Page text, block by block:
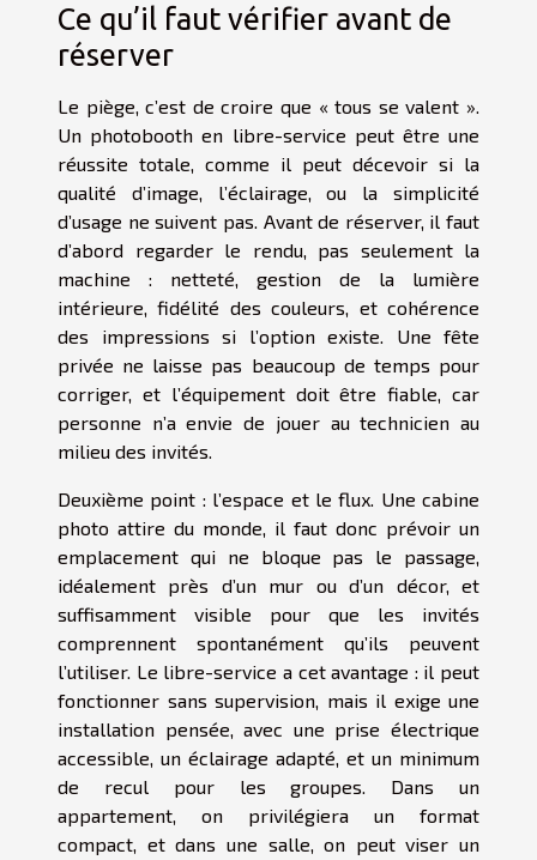
Ce qu’il faut vérifier avant de
réserver
Le piège, c’est de croire que « tous se valent ».
Un photobooth en libre-service peut être une
réussite totale, comme il peut décevoir si la
qualité d’image, l’éclairage, ou la simplicité
d’usage ne suivent pas. Avant de réserver, il faut
d’abord regarder le rendu, pas seulement la
machine : netteté, gestion de la lumière
intérieure, fidélité des couleurs, et cohérence
des impressions si l’option existe. Une fête
privée ne laisse pas beaucoup de temps pour
corriger, et l’équipement doit être fiable, car
personne n’a envie de jouer au technicien au
milieu des invités.
Deuxième point : l’espace et le flux. Une cabine
photo attire du monde, il faut donc prévoir un
emplacement qui ne bloque pas le passage,
idéalement près d’un mur ou d’un décor, et
suffisamment visible pour que les invités
comprennent spontanément qu’ils peuvent
l’utiliser. Le libre-service a cet avantage : il peut
fonctionner sans supervision, mais il exige une
installation pensée, avec une prise électrique
accessible, un éclairage adapté, et un minimum
de recul pour les groupes. Dans un
appartement, on privilégiera un format
compact, et dans une salle, on peut viser un